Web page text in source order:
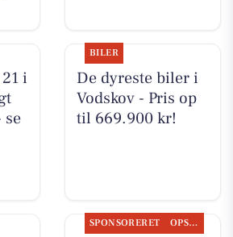
i
se
BILER
De dyreste biler i
Vodskov - Pris op
til 669.900 kr!
SPONSORERET OPSLAGSTAVLEN